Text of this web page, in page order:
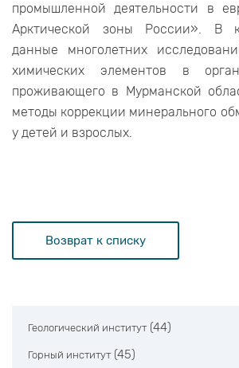
промышленной деятельности в
Арктической зоны России». В
данные многолетних
химических элементов в
проживающего в Мурманской
методы коррекции минерального
у детей и взрослых.
Возврат к списку
Геологический институт (44)
Горный институт (45)